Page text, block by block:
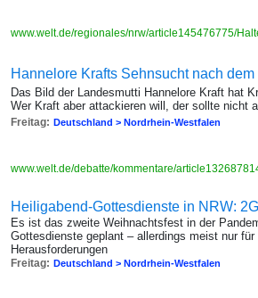
www.welt.de/regionales/nrw/article145476775/
Hannelore Krafts Sehnsucht nach
Das Bild der Landesmutti Hannelore Kraft hat
Wer Kraft aber attackieren will, der sollte nicht
Freitag: Deutschland > Nordrhein-Westfalen
www.welt.de/debatte/kommentare/
Heiligabend-Gottesdienste in NRW:
Es ist das zweite Weihnachtsfest in der
Gottesdienste geplant – allerdings meist nur
Herausforderungen
Freitag: Deutschland > Nordrhein-Westfalen